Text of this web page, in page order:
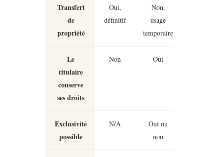
Transfert
de
propriété
Oui,
définitif
Non,
usage
temporaire
Le
titulaire
conserve
ses droits
Non Oui
Exclusivité
possible
N/A
Oui ou
non